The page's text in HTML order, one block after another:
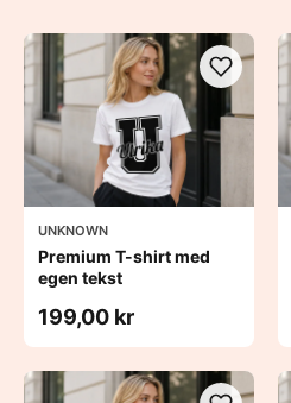
UNKNOWN
Premium T-shirt med
egen tekst
199,00 kr